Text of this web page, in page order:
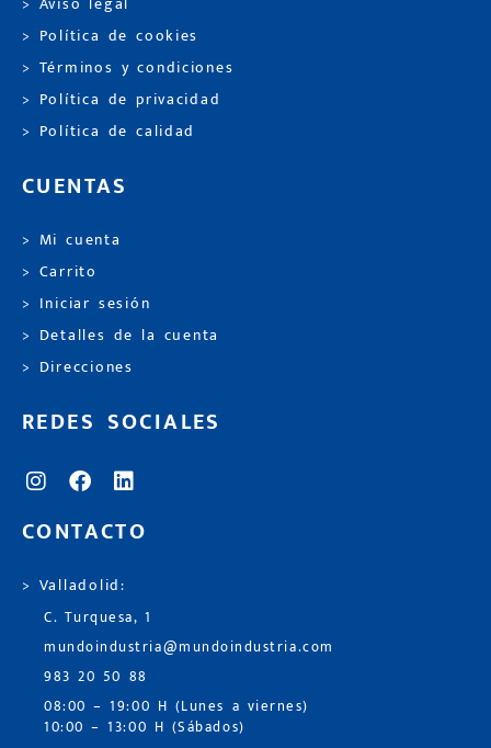
> Política de cookies
> Términos y condiciones
> Política de privacidad
> Política de calidad
CUENTAS
> Mi cuenta
> Carrito
> Iniciar sesión
> Detalles de la cuenta
> Direcciones
REDES SOCIALES
CONTACTO
> Valladolid:
C. Turquesa, 1
mundoindustria@mundoindustria.com
983 20 50 88
08:00 – 19:00 H (Lunes a viernes)
10:00 – 13:00 H (Sábados)